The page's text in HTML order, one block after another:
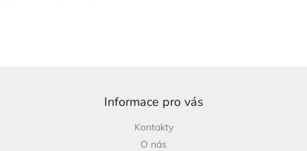
Informace pro vás
Kontakty
O nás